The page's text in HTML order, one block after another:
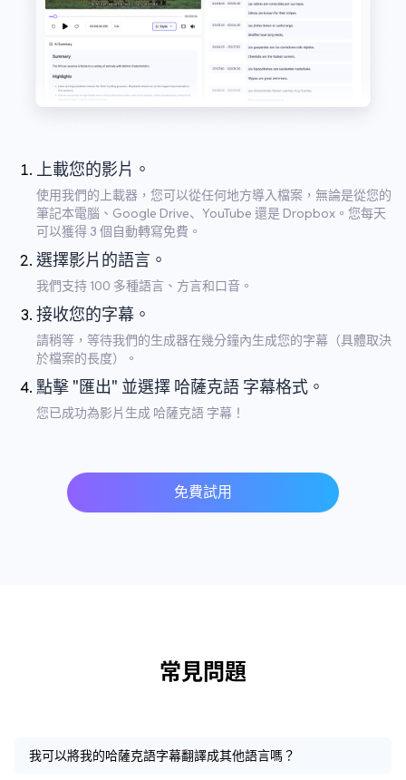
上載您的影片。
使用我們的上載器，您可以從任何地方導入檔案，無論是從您的
筆記本電腦、Google Drive、YouTube 還是 Dropbox。您每天
可以獲得 3 個自動轉寫免費。
選擇影片的語言。
我們支持 100 多種語言、方言和口音。
接收您的字幕。
請稍等，等待我們的生成器在幾分鐘內生成您的字幕（具體取決
於檔案的長度）。
點擊 "匯出" 並選擇 哈薩克語 字幕格式。
您已成功為影片生成 哈薩克語 字幕！
免費試用
常見問題
我可以將我的哈薩克語字幕翻譯成其他語言嗎？